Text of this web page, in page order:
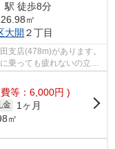
駅 徒歩8分
㎡
大開 ２丁目
店(478m)があります。
乗っても疲れないの立地
等：6,000円 )
金
1ヶ月
㎡